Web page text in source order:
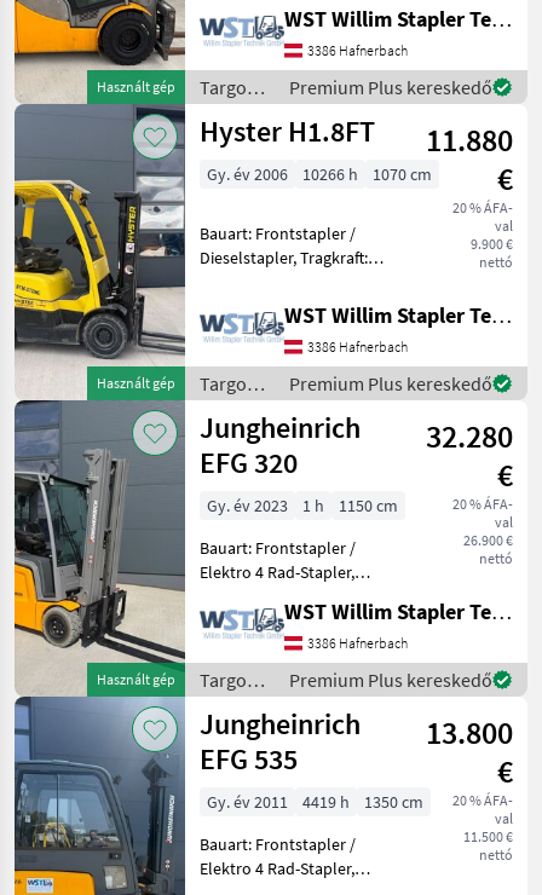
Használt gép
Anbaugeräte:
Seitenschieber,
Zinkenverstellgerät,
Sonderausstattung: 3.
Ventil, 4. Ventil,
WST Willim Stapler Technik GmbH
3386 Hafnerbach
Targoncák
és
raktártechnika
Jungheinrich
Premium Plus kereskedő
Használt gép
Hyster H1.8FT
11.880
€
20 % ÁFA-
val
9.900 €
nettó
Gy. év 2006 10266 h 1070 cm
Bauart: Frontstapler /
Dieselstapler, Tragkraft:
Bauhöhe: 2150mm,
Freihub: 1500mm,
Gabellänge: 1100mm,
Anbaugeräte:
Seitenschieber, Sondera
WST Willim Stapler Technik GmbH
3386 Hafnerbach
Targoncák
és
raktártechnika
/ Hyster
Premium Plus kereskedő
Használt gép
Jungheinrich
EFG 320
32.280
€
20 % ÁFA-
val
26.900 €
nettó
Gy. év 2023 1 h
1150 cm
Bauart: Frontstapler /
Elektro 4 Rad-Stapler,
5000mm, Bauhöhe:
2235mm, Freihub: 1650mm,
Gabellänge: 1150mm,
Batterie: PzS Bj. 2023 48V 75
WST Willim Stapler Technik GmbH
3386 Hafnerbach
Targoncák
és
raktártechnika
/
Jungheinrich
Premium Plus kereskedő
Jungheinrich
EFG 535
13.800
€
20 % ÁFA-
val
11.500 €
nettó
Gy. év 2011 4419 h
1350 cm
Bauart: Frontstapler /
Elektro 4 Rad-Stapler,